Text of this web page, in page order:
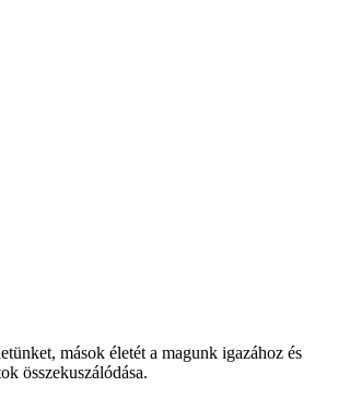
mások életét a magunk igazához és
összekuszálódása.